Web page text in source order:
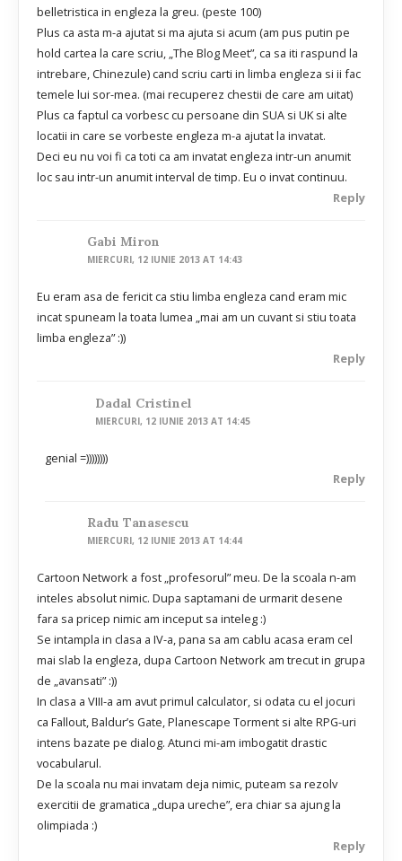
belletristica in engleza la greu. (peste 100)
Plus ca asta m-a ajutat si ma ajuta si acum (am pus putin pe
hold cartea la care scriu, „The Blog Meet”, ca sa iti raspund la
intrebare, Chinezule) cand scriu carti in limba engleza si ii fac
temele lui sor-mea. (mai recuperez chestii de care am uitat)
Plus ca faptul ca vorbesc cu persoane din SUA si UK si alte
locatii in care se vorbeste engleza m-a ajutat la invatat.
Deci eu nu voi fi ca toti ca am invatat engleza intr-un anumit
loc sau intr-un anumit interval de timp. Eu o invat continuu.
Reply
Gabi Miron
MIERCURI, 12 IUNIE 2013 AT 14:43
Eu eram asa de fericit ca stiu limba engleza cand eram mic
incat spuneam la toata lumea „mai am un cuvant si stiu toata
limba engleza” :))
Reply
Dadal Cristinel
MIERCURI, 12 IUNIE 2013 AT 14:45
genial =))))))))
Reply
Radu Tanasescu
MIERCURI, 12 IUNIE 2013 AT 14:44
Cartoon Network a fost „profesorul” meu. De la scoala n-am
inteles absolut nimic. Dupa saptamani de urmarit desene
fara sa pricep nimic am inceput sa inteleg :)
Se intampla in clasa a IV-a, pana sa am cablu acasa eram cel
mai slab la engleza, dupa Cartoon Network am trecut in grupa
de „avansati” :))
In clasa a VIII-a am avut primul calculator, si odata cu el jocuri
ca Fallout, Baldur’s Gate, Planescape Torment si alte RPG-uri
intens bazate pe dialog. Atunci mi-am imbogatit drastic
vocabularul.
De la scoala nu mai invatam deja nimic, puteam sa rezolv
exercitii de gramatica „dupa ureche”, era chiar sa ajung la
olimpiada :)
Reply